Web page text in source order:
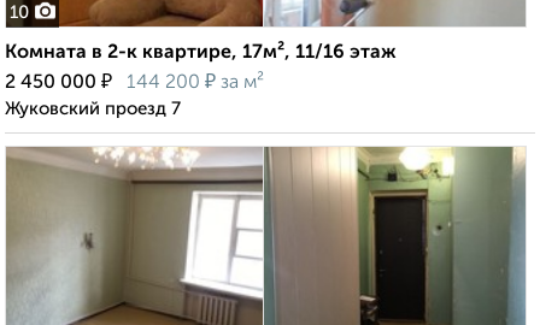
10
Комната в 2-к квартире, 17м², 11/16 этаж
2 450 000 ₽ 144 200 ₽ за м²
Жуковский проезд 7